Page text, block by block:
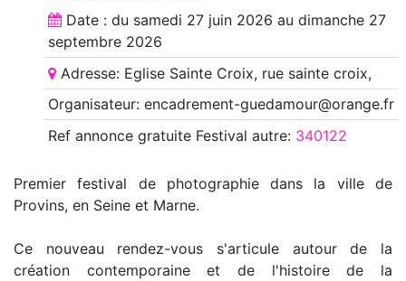
Date : du samedi 27 juin 2026 au dimanche 27
septembre 2026
Adresse: Eglise Sainte Croix, rue sainte croix,
Organisateur: encadrement-guedamour@orange.fr
Ref annoncegratuite Festival autre: 340122
Premier festival de photographie dans la ville de
Provins, en Seine et Marne.
Ce nouveau rendez-vous s'articule autour de la
création contemporaine et de l'histoire de la